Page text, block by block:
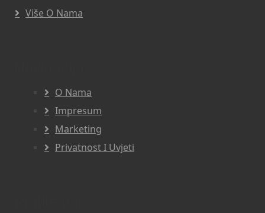
Više O Nama
O Nama
Impresum
Marketing
Privatnost I Uvjeti